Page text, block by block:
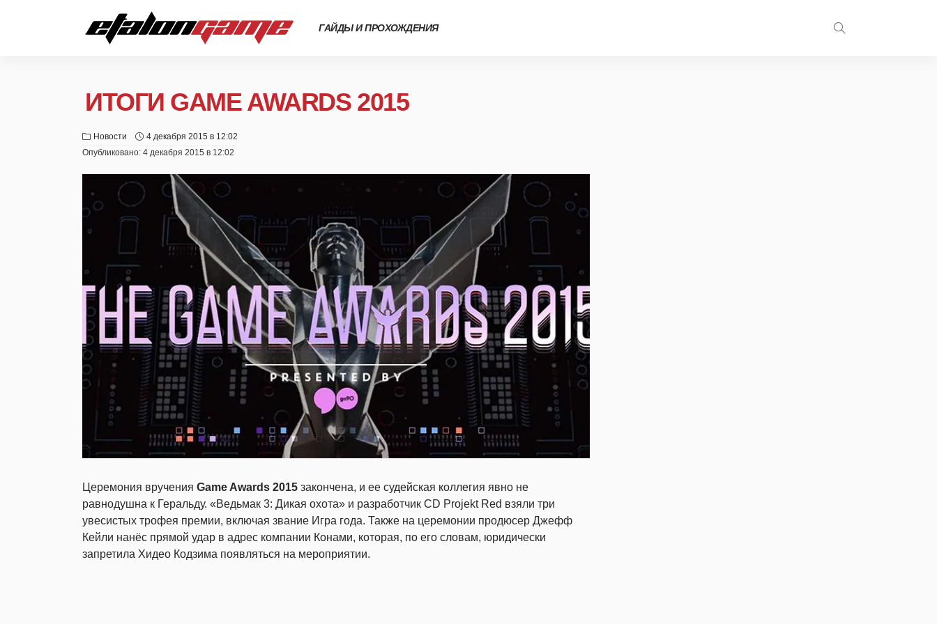
ГАЙДЫ И ПРОХОЖДЕНИЯ
ИТОГИ GAME AWARDS 2015
Новости
4 декабря 2015 в 12:02
Опубликовано: 4 декабря 2015 в 12:02
Церемония вручения Game Awards 2015 закончена, и ее судейская коллегия явно не
равнодушна к Геральду. «Ведьмак 3: Дикая охота» и разработчик CD Projekt Red взяли три
увесистых трофея премии, включая звание Игра года. Также на церемонии продюсер Джефф
Кейли нанёс прямой удар в адрес компании Конами, которая, по его словам, юридически
запретила Хидео Кодзима появляться на мероприятии.